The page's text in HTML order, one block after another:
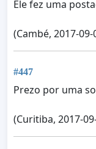
Ele fez uma
(Cambé, 2017-09-
#447
Prezo por uma
(Curitiba, 2017-